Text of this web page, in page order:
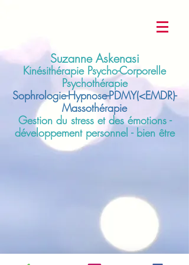
Suzanne Askenasi
Kinésithérapie Psycho-Corporelle
Psychothérapie
Sophrologie-Hypnose-PDMY(<EMDR)-
Massothérapie
Gestion du stress et des émotions -
développement personnel - bien être